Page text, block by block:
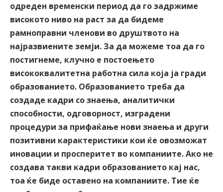
одреден временски период да го задржиме
високото ниво на раст за да бидеме
рамноправни членови во друштвото на
најразвиените земји. За да можеме тоа да го
постигнеме, клучно е постоењето
висококвалитетна работна сила која ја гради
образованието. Образованието треба да
создаде кадри со знаења, аналитички
способности, одговорност, изградени
процедури за прифаќање нови знаења и други
позитивни карактеристики кои ќе овозможат
иновации и просперитет во компаниите. Ако не
создава такви кадри образованието кај нас,
тоа ќе биде оставено на компаниите. Тие ќе